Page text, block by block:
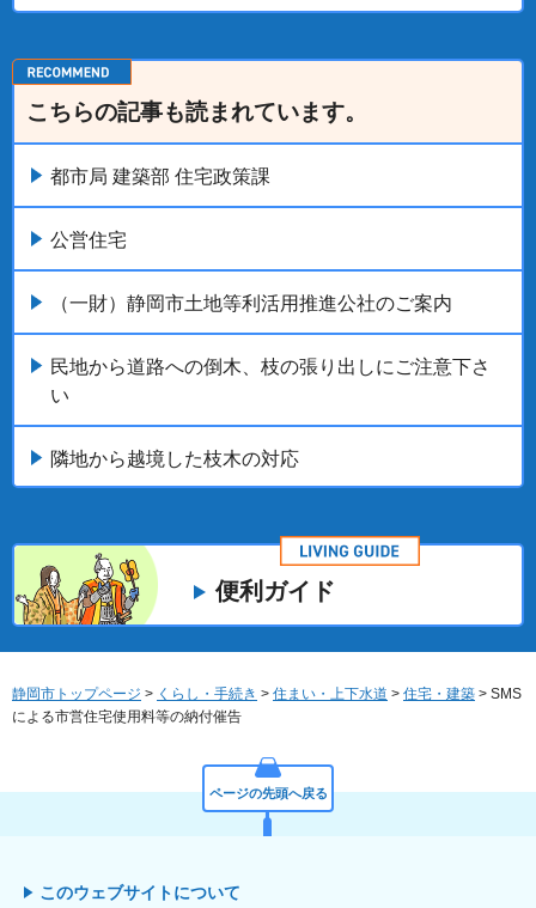
こちらの記事も読まれています。
都市局 建築部 住宅政策課
公営住宅
（一財）静岡市土地等利活用推進公社のご案内
民地から道路への倒木、枝の張り出しにご注意下さ
い
隣地から越境した枝木の対応
便利ガイド
静岡市トップページ > くらし・手続き > 住まい・上下水道 > 住宅・建築 > SMS
による市営住宅使用料等の納付催告
ページの先頭へ戻る
このウェブサイトについて